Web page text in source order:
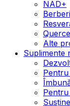
NAD+
Alte
Suplimente